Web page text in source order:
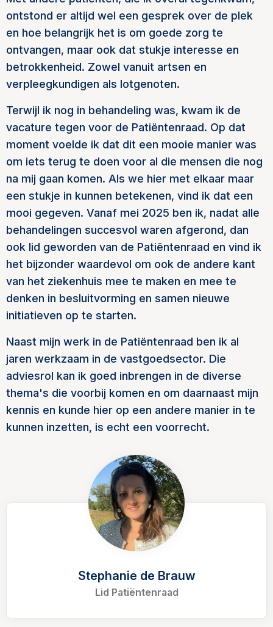
ontstond er altijd wel een gesprek over de plek
en hoe belangrijk het is om goede zorg te
ontvangen, maar ook dat stukje interesse en
betrokkenheid. Zowel vanuit artsen en
verpleegkundigen als lotgenoten.
Terwijl ik nog in behandeling was, kwam ik de
vacature tegen voor de Patiëntenraad. Op dat
moment voelde ik dat dit een mooie manier was
om iets terug te doen voor al die mensen die nog
na mij gaan komen. Als we hier met elkaar maar
een stukje in kunnen betekenen, vind ik dat een
mooi gegeven. Vanaf mei 2025 ben ik, nadat alle
behandelingen succesvol waren afgerond, dan
ook lid geworden van de Patiëntenraad en vind ik
het bijzonder waardevol om ook de andere kant
van het ziekenhuis mee te maken en mee te
denken in besluitvorming en samen nieuwe
initiatieven op te starten.
Naast mijn werk in de Patiëntenraad ben ik al
jaren werkzaam in de vastgoedsector. Die
adviesrol kan ik goed inbrengen in de diverse
thema's die voorbij komen en om daarnaast mijn
kennis en kunde hier op een andere manier in te
kunnen inzetten, is echt een voorrecht.
Stephanie de Brauw
Lid Patiëntenraad